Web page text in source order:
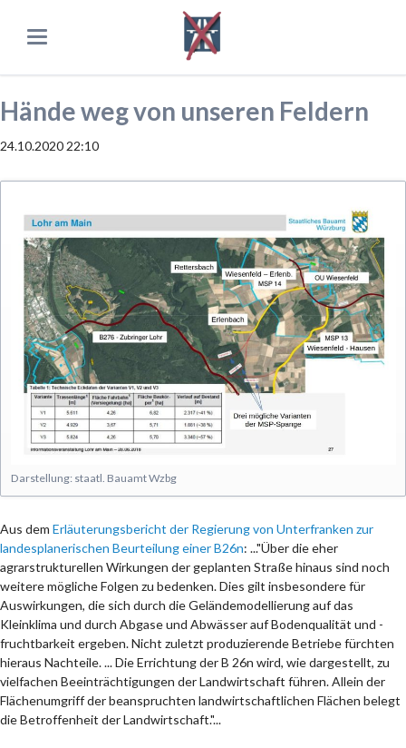
Hände weg von unseren Feldern
24.10.2020 22:10
Darstellung: staatl. Bauamt Wzbg
Aus dem Erläuterungsbericht der Regierung von Unterfranken zur
landesplanerischen Beurteilung einer B26n: ..."Über die eher
agrarstrukturellen Wirkungen der geplanten Straße hinaus sind noch
weitere mögliche Folgen zu bedenken. Dies gilt insbesondere für
Auswirkungen, die sich durch die Geländemodellierung auf das
Kleinklima und durch Abgase und Abwässer auf Bodenqualität und -
fruchtbarkeit ergeben. Nicht zuletzt produzierende Betriebe fürchten
hieraus Nachteile. ... Die Errichtung der B 26n wird, wie dargestellt, zu
vielfachen Beeinträchtigungen der Landwirtschaft führen. Allein der
Flächenumgriff der beanspruchten landwirtschaftlichen Flächen belegt
die Betroffenheit der Landwirtschaft."...